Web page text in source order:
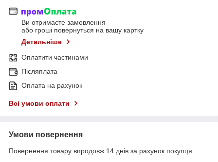
Ви отримаєте замовлення
або гроші повернуться на вашу картку
Детальніше
Оплатити частинами
Післяплата
Оплата на рахунок
Всі умови оплати
Умови повернення
Повернення товару впродовж 14 днів за рахунок покупця